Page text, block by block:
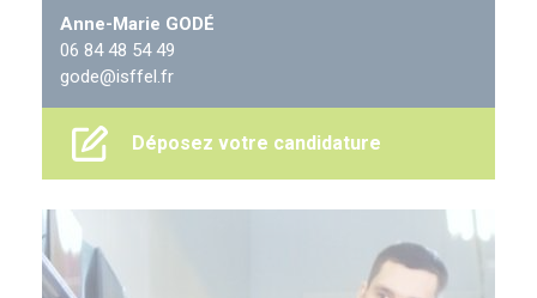
Contact
privilégié
Anne-Marie GODÉ
06 84 48 54 49
gode@isffel.fr
Déposez votre candidature